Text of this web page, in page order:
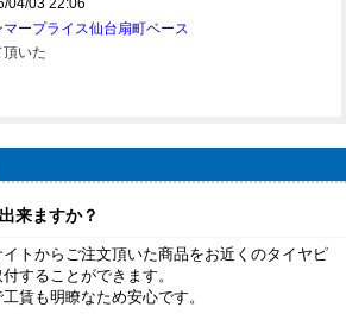
04/03 22:06
ープライス仙台扇町ベース
いた
来ますか？
トからご注文頂いた商品をお近くのタイヤピ
することができます。
賃も明瞭なため安心です。